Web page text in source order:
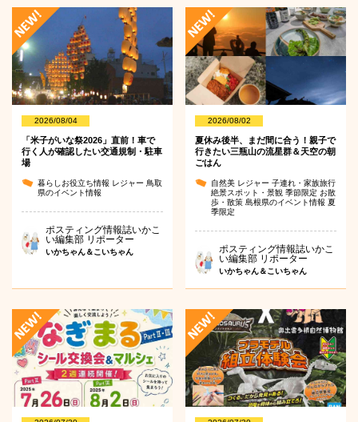
2026/08/04
「米子がいな祭2026」直前！車で
行く人が確認したい交通規制・駐車
場
暮らしお役立ち情報 レジャー 鳥取
県のイベント情報
ポスティング情報誌いかこ
い編集部 リポーター
いかちゃん＆こいちゃん
2026/08/02
夏休み後半、まだ間に合う！親子で
行きたい三瓶山の流星群＆天空の朝
ごはん
自然美 レジャー子連れ・家族旅行
絶景スポット・景観季節限定 お散
歩・散策島根県のイベント情報夏
季限定
ポスティング情報誌いかこ
い編集部 リポーター
いかちゃん＆こいちゃん